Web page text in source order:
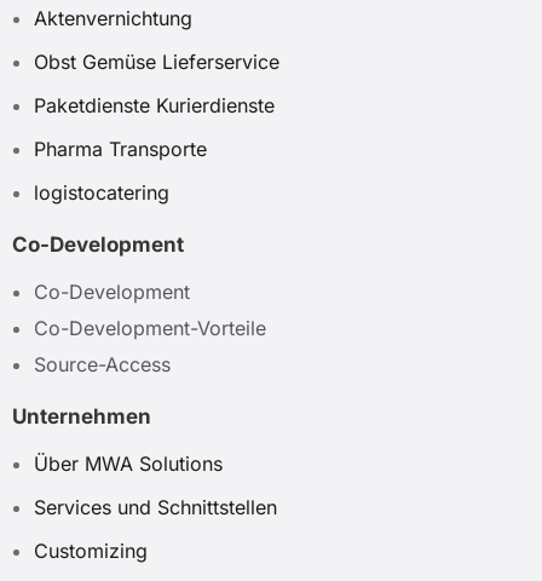
Aktenvernichtung
Obst Gemüse Lieferservice
Paketdienste Kurierdienste
Pharma Transporte
logistocatering
Co-Development
Co-Development
Co-Development-Vorteile
Source-Access
Unternehmen
Über MWA Solutions
Services und Schnittstellen
Customizing